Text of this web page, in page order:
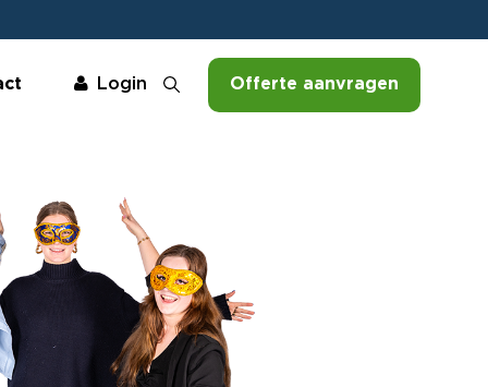
Login Offerte aanvragen